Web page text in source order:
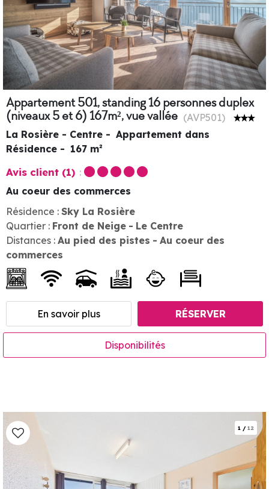
Appartement 501, standing 16 personnes duplex
(niveaux 5 et 6) 167m², vue vallée (AVP501)
La Rosière - Centre
Appartement dans
Résidence
167 m²
Avis client (1)
Résidence : Sky La Rosière
Quartier : Front de Neige
Le Centre
Distances : Au pied des pistes
Au coeur des
commerces
Au coeur des commerces
En savoir plus RÉSERVER
Disponibilités
1 / 12